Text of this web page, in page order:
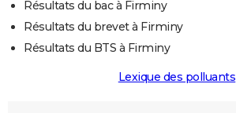
Résultats du bac à Firminy
Résultats du brevet à Firminy
Résultats du BTS à Firminy
Lexique des polluants